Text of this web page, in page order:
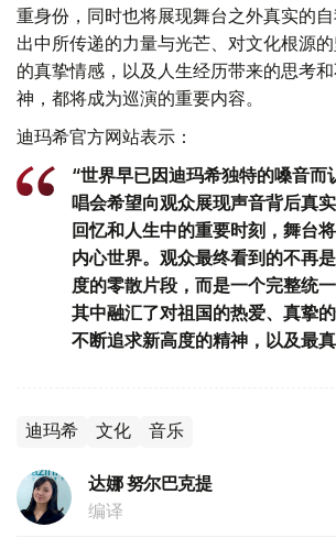
重身份，同时也将展现舞台之外真实的
出中所传递的力量与光芒、对文化根源
的真挚情感，以及人生经历带来的思考
神，都将成为巡演的重要内容。
迪玛希官方网站表示：
“世界早已因迪玛希独特的嗓音而
唱会希望向观众展现声音背后真实
回忆和人生中的重要时刻，舞台
内心世界。观众最终看到的不再
度的零散片段，而是一个完整
其中融汇了对祖国的热爱、真挚的
不断追求新高度的精神，以及最
迪玛希 文化 音乐
达娜 努尔巴克提
编译